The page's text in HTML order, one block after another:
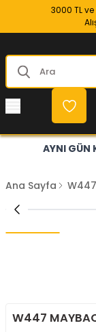
3000 TL
AYNI GÜN
Ana Sayfa W447
W447